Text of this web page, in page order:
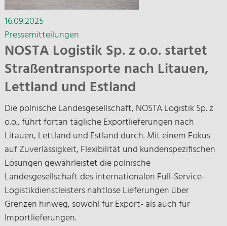
16.09.2025
Pressemitteilungen
NOSTA Logistik Sp. z o.o. startet
Straßentransporte nach Litauen,
Lettland und Estland
Die polnische Landesgesellschaft, NOSTA Logistik Sp. z
o.o., führt fortan tägliche Exportlieferungen nach
Litauen, Lettland und Estland durch. Mit einem Fokus
auf Zuverlässigkeit, Flexibilität und kundenspezifischen
Lösungen gewährleistet die polnische
Landesgesellschaft des internationalen Full-Service-
Logistikdienstleisters nahtlose Lieferungen über
Grenzen hinweg, sowohl für Export- als auch für
Importlieferungen.